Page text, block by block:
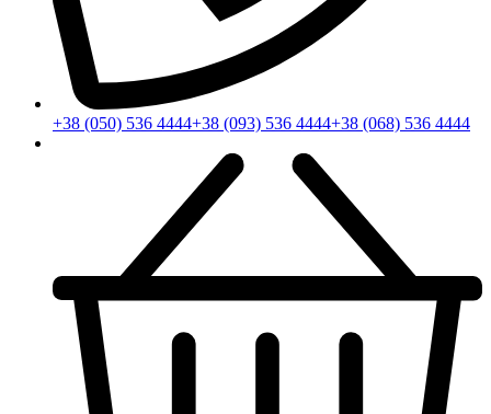
+38 (050) 536 4444+38 (093) 536 4444+38 (068) 536 4444